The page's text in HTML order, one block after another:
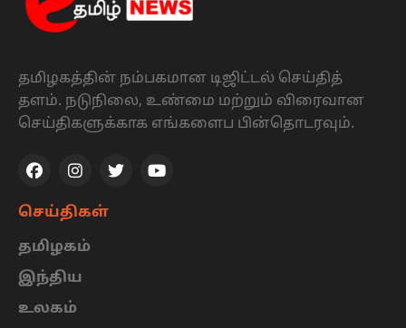
தமிழகத்தின் நம்பகமான டிஜிட்டல் செய்தித்
தளம். நடுநிலை, உண்மை மற்றும் விரைவான
செய்திகளுக்காக எங்களைப பின்தொடரவும்.
செய்திகள்
தமிழகம்
இந்திய
உலகம்